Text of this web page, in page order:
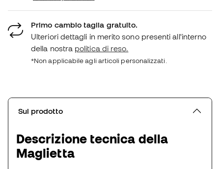
Primo cambio taglia gratuito.
Ulteriori dettagli in merito sono presenti all'interno
della nostra politica di reso.
*Non applicabile agli articoli personalizzati.
Sul prodotto
Descrizione tecnica della
Maglietta